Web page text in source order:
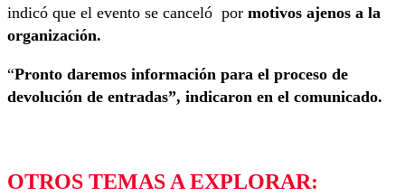
indicó que el evento se canceló por motivos ajenos a la
organización.
“Pronto daremos información para el proceso de
devolución de entradas”, indicaron en el comunicado.
OTROS TEMAS A EXPLORAR: